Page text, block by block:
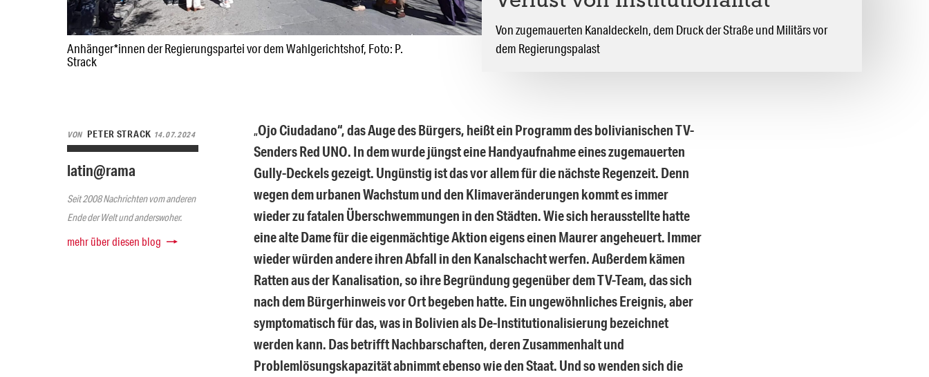
Anhänger*innen der Regierungspartei vor dem Wahlgerichtshof, Foto: P.
Strack
Von zugemauerten Kanaldeckeln, dem Druck der Straße und Militärs vor
dem Regierungspalast
VON PETER STRACK 14.07.2024
latin@rama
Seit 2008 Nachrichten vom anderen
Ende der Welt und anderswoher.
mehr über diesen blog
„Ojo Ciudadano“, das Auge des Bürgers, heißt ein Programm des bolivianischen TV-
Senders Red UNO. In dem wurde jüngst eine Handyaufnahme eines zugemauerten
Gully-Deckels gezeigt. Ungünstig ist das vor allem für die nächste Regenzeit. Denn
wegen dem urbanen Wachstum und den Klimaveränderungen kommt es immer
wieder zu fatalen Überschwemmungen in den Städten. Wie sich herausstellte hatte
eine alte Dame für die eigenmächtige Aktion eigens einen Maurer angeheuert. Immer
wieder würden andere ihren Abfall in den Kanalschacht werfen. Außerdem kämen
Ratten aus der Kanalisation, so ihre Begründung gegenüber dem TV-Team, das sich
nach dem Bürgerhinweis vor Ort begeben hatte. Ein ungewöhnliches Ereignis, aber
symptomatisch für das, was in Bolivien als De-Institutionalisierung bezeichnet
werden kann. Das betrifft Nachbarschaften, deren Zusammenhalt und
Problemlösungskapazität abnimmt ebenso wie den Staat. Und so wenden sich die